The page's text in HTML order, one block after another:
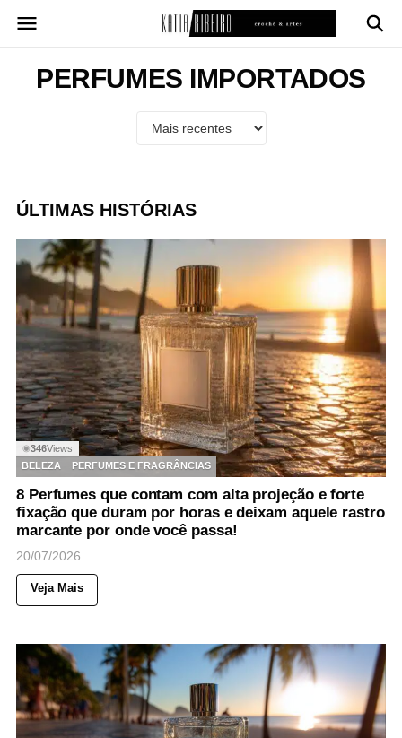
para
conteúdoPERFUMES IMPORTADOS
ÚLTIMAS HISTÓRIAS
◉346Views
BELEZA
PERFUMES E FRAGRÂNCIAS
8 Perfumes que contam com alta projeção e forte
fixação que duram por horas e deixam aquele rastro
marcante por onde você passa!
20/07/2026
Veja Mais